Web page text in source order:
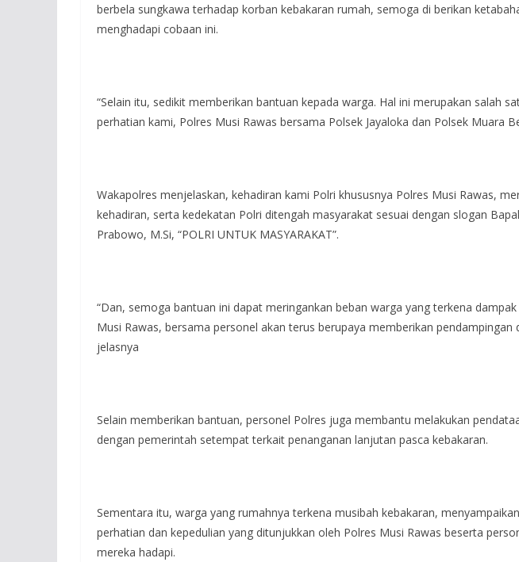
berbela sungkawa terhadap korban kebakaran rumah, semoga di berikan
menghadapi cobaan ini.
“Selain itu, sedikit memberikan bantuan kepada warga. Hal ini merupakan salah
perhatian kami, Polres Musi Rawas bersama Polsek Jayaloka dan Polsek Muara
Wakapolres menjelaskan, kehadiran kami Polri khususnya Polres Musi Rawas,
kehadiran, serta kedekatan Polri ditengah masyarakat sesuai dengan slogan
Prabowo, M.Si, “POLRI UNTUK MASYARAKAT”.
“Dan, semoga bantuan ini dapat meringankan beban warga yang terkena
Musi Rawas, bersama personel akan terus berupaya memberikan pendampingan
jelasnya
Selain memberikan bantuan, personel Polres juga membantu melakukan
dengan pemerintah setempat terkait penanganan lanjutan pasca kebakaran.
Sementara itu, warga yang rumahnya terkena musibah kebakaran,
perhatian dan kepedulian yang ditunjukkan oleh Polres Musi Rawas beserta
mereka hadapi.